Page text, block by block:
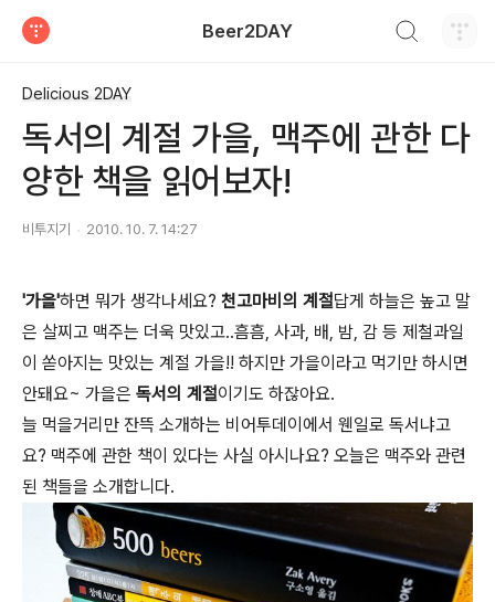
Beer2DAY
Delicious 2DAY
독서의 계절 가을, 맥주에 관한 다
양한 책을 읽어보자!
비투지기 2010. 10. 7. 14:27
'가을'하면 뭐가 생각나세요? 천고마비의 계절답게 하늘은 높고 말
은 살찌고 맥주는 더욱 맛있고..흠흠, 사과, 배, 밤, 감 등 제철과일
이 쏟아지는 맛있는 계절 가을!! 하지만 가을이라고 먹기만 하시면
안돼요~ 가을은 독서의 계절이기도 하잖아요.
늘 먹을거리만 잔뜩 소개하는 비어투데이에서 웬일로 독서냐고
요? 맥주에 관한 책이 있다는 사실 아시나요? 오늘은 맥주와 관련
된 책들을 소개합니다.